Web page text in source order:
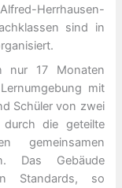
Herrhausen-
sind in
nur 17 Monaten
mit
Schüler von zwei
durch die geteilte
gemeinsamen
Das Gebäude
Standards, so